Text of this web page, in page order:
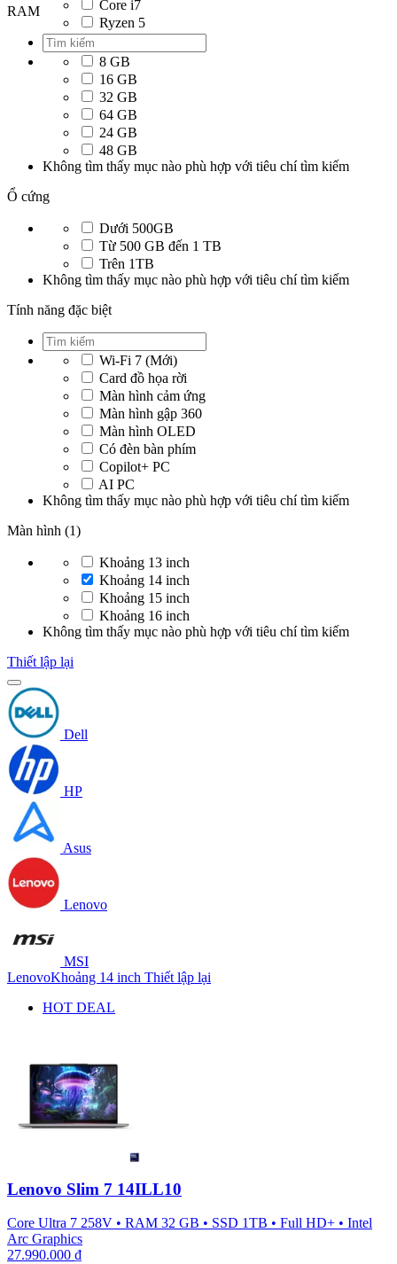
Core i7
Ryzen 5
RAM
8 GB
16 GB
32 GB
64 GB
24 GB
48 GB
Không tìm thấy mục nào phù hợp với tiêu chí tìm kiếm
Ổ cứng
Dưới 500GB
Từ 500 GB đến 1 TB
Trên 1TB
Không tìm thấy mục nào phù hợp với tiêu chí tìm kiếm
Tính năng đặc biệt
Wi-Fi 7 (Mới)
Card đồ họa rời
Màn hình cảm ứng
Màn hình gập 360
Màn hình OLED
Có đèn bàn phím
Copilot+ PC
AI PC
Không tìm thấy mục nào phù hợp với tiêu chí tìm kiếm
Màn hình (1)
Khoảng 13 inch
Khoảng 14 inch
Khoảng 15 inch
Khoảng 16 inch
Không tìm thấy mục nào phù hợp với tiêu chí tìm kiếm
Thiết lập lại
Dell
HP
Asus
Lenovo
MSI
LenovoKhoảng 14 inch Thiết lập lại
HOT DEAL
Lenovo Slim 7 14ILL10
Core Ultra 7 258V • RAM 32 GB • SSD 1TB • Full HD+ • Intel
Arc Graphics
27.990.000 ₫